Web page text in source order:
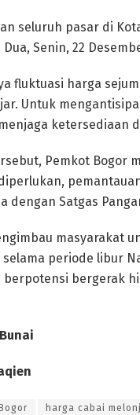
seluruh pasar di
Senin, 22
fluktuasi harga
Untuk
ketersediaan
Pemkot Bogor
dengan Satgas
masyarakat
periode libur
berpotensi bergerak
harga cabai